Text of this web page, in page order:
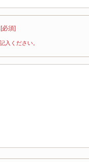
[必須]
入ください。